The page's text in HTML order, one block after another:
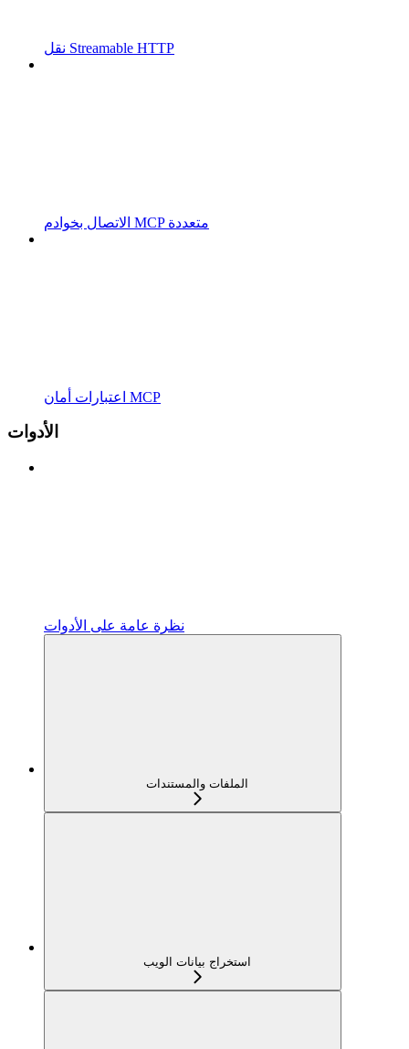
نقل Streamable HTTP
الاتصال بخوادم MCP متعددة
اعتبارات أمان MCP
الأدوات
نظرة عامة على الأدوات
الملفات والمستندات
استخراج بيانات الويب